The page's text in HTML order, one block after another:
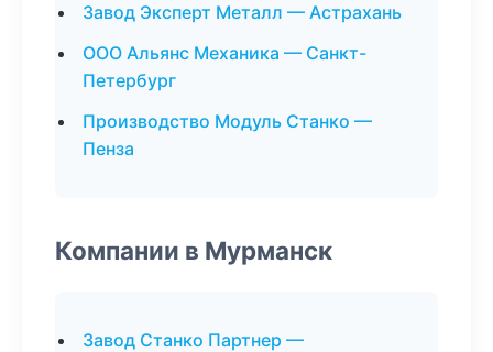
Завод Эксперт Металл — Астрахань
ООО Альянс Механика — Санкт-
Петербург
Производство Модуль Станко —
Пенза
Компании в Мурманск
Завод Станко Партнер —